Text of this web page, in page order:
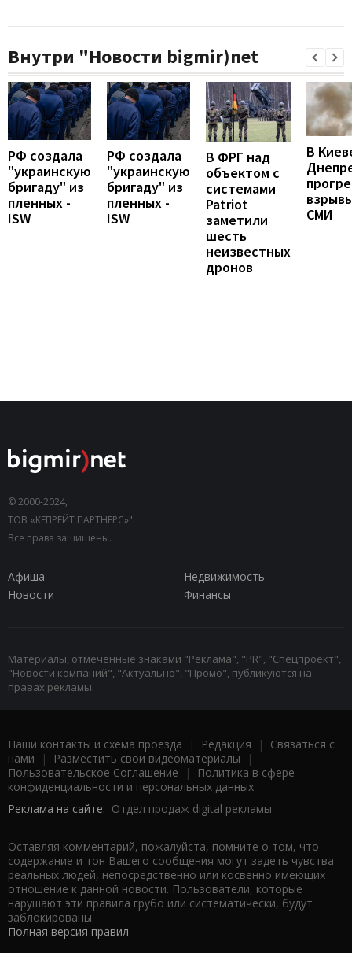
Внутри "Новости bigmir)net
РФ создала
"украинскую
бригаду" из
пленных -
ISW
РФ создала
"украинскую
бригаду" из
пленных -
ISW
В ФРГ над
объектом с
системами
Patriot
заметили
шесть
неизвестных
дронов
В
СМИ
© 2000-2024,
ТОВ «КЕПРЕЙТ ПАРТНЕРС»".
Все права защищены.
Афиша
Недвижимость
Новости
Финансы
Материалы, отмеченные знаками "Реклама", "PR", "Спецпроект",
"Новости компаний", "Актуально", "Промо", публикуются на
правах рекламы.
Наши контакты и схема проезда | Редакция | Связаться с
нами | Разместить свои видеоматериалы |
Пользовательское Соглашение |
Политика в сфере
конфиденциальности и персональных данных
Реклама на сайте: Отдел продаж digital рекламы
Оставляя комментарий, пожалуйста, помните о том, что
содержание и тон Вашего сообщения могут задеть чувства
реальных людей, непосредственно или косвенно имеющих
отношение к данной новости. Пользователи, которые
нарушают эти правила грубо или систематически, будут
заблокированы.
Полная версия правил